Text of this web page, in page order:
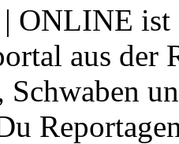
ONLINE ist
aus der
Schwaben